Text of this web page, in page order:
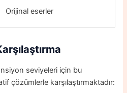
Orijinal eserler
seviyeleri için bu
çözümlerle karşılaştırmaktadır: